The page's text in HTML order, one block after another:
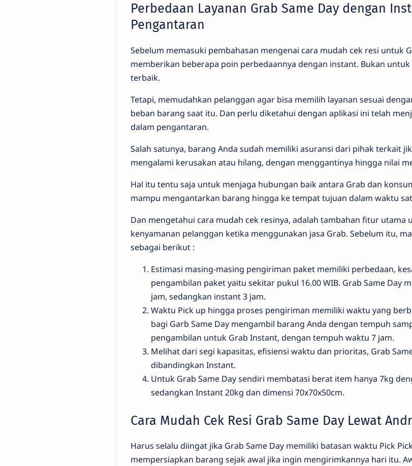
Perbedaan Layanan Grab Same Day dengan
Pengantaran
Sebelum memasuki pembahasan mengenai cara mudah cek resi untuk
memberikan beberapa poin perbedaannya dengan instant. Bukan
terbaik.
Tetapi, memudahkan pelanggan agar bisa memilih layanan sesuai
beban barang saat itu. Dan perlu diketahui dengan aplikasi ini telah
dalam pengantaran.
Salah satunya, barang Anda sudah memiliki asuransi dari pihak terkait
mengalami kerusakan atau hilang, dengan menggantinya hingga nilai
Hal itu tentu saja untuk menjaga hubungan baik antara Grab dan
mampu mengantarkan barang hingga ke tempat tujuan dalam waktu
Dan mengetahui cara mudah cek resinya, adalah tambahan fitur utama
kenyamanan pelanggan ketika menggunakan jasa Grab. Sebelum itu,
sebagai berikut :
Estimasi masing-masing pengiriman paket memiliki perbedaan,
pengambilan paket yaitu sekitar pukul 16.00 WIB. Grab Same Day
jam, sedangkan instant 3 jam.
Waktu Pick up hingga proses pengiriman memiliki waktu yang
bagi Garb Same Day mengambil barang Anda dengan tempuh
pengambilan untuk Grab Instant, dengan tempuh waktu 7 jam.
Melihat dari segi kapasitas, efisiensi waktu dan prioritas, Grab
dibandingkan Instant.
Untuk Grab Same Day sendiri membatasi berat item hanya 7kg
sedangkan Instant 20kg dan dimensi 70x70x50cm.
Cara Mudah Cek Resi Grab Same Day Lewat
Harus selalu diingat jika Grab Same Day memiliki batasan waktu Pick
mempersiapkan barang sejak awal jika ingin mengirimkannya hari itu.